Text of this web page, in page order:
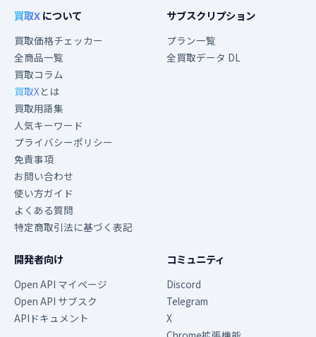
買取Xについて
買取価格チェッカー
全商品一覧
買取コラム
買取Xとは
買取用語集
人気キーワード
プライバシーポリシー
免責事項
お問い合わせ
使い方ガイド
よくある質問
特定商取引法に基づく表記
サブスクリプション
プラン一覧
全買取データ DL
開発者向け
Open API マイページ
Open API サブスク
APIドキュメント
コミュニティ
Discord
Telegram
X